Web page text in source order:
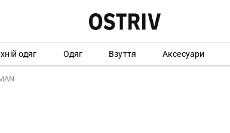
одяг Одяг Взуття Аксесуари